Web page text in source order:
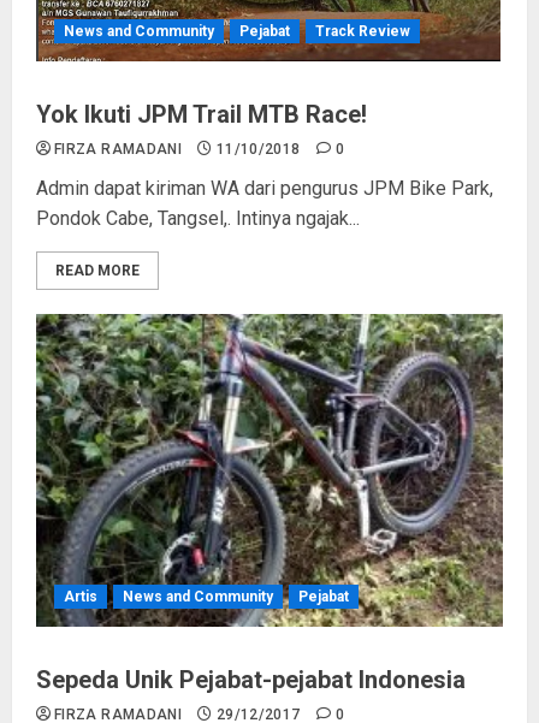
News and Community Pejabat Track Review
Yok Ikuti JPM Trail MTB Race!
FIRZA RAMADANI 11/10/2018 0
Admin dapat kiriman WA dari pengurus JPM Bike Park,
Pondok Cabe, Tangsel,. Intinya ngajak...
READ MORE
Artis News and Community Pejabat
Sepeda Unik Pejabat-pejabat Indonesia
FIRZA RAMADANI 29/12/2017 0